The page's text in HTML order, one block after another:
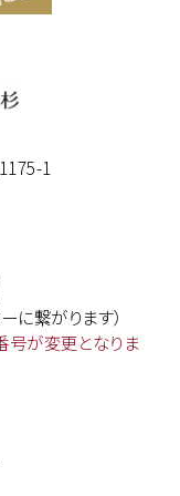
1
に繋がります）
号が変更となりま